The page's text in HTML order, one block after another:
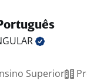
Superior